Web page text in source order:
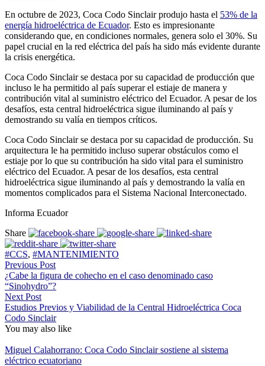
En octubre de 2023, Coca Codo Sinclair produjo hasta el 53% de la
energía hidroeléctrica de Ecuador. Esto es impresionante
considerando que, en condiciones normales, genera solo el 30%. Su
papel crucial en la red eléctrica del país ha sido más evidente durante
la crisis energética.
Coca Codo Sinclair se destaca por su capacidad de producción que
incluso le ha permitido al país superar el estiaje de manera y
contribución vital al suministro eléctrico del Ecuador. A pesar de los
desafíos, esta central hidroeléctrica sigue iluminando al país y
demostrando su valía en tiempos críticos.
Coca Codo Sinclair se destaca por su capacidad de producción. Su
arquitectura le ha permitido incluso superar obstáculos como el
estiaje por lo que su contribución ha sido vital para el suministro
eléctrico del Ecuador. A pesar de los desafíos, esta central
hidroeléctrica sigue iluminando al país y demostrando la valía en
momentos complicados para el Sistema Nacional Interconectado.
Informa Ecuador
Share
#CCS, #MANTENIMIENTO
Previous Post
¿Cabe la figura de cohecho en el caso denominado caso
“Sinohydro”?
Next Post
Estudios Previos y Viabilidad de la Central Hidroeléctrica Coca
Codo Sinclair
You may also like
Miguel Calahorrano: Coca Codo Sinclair sostiene al sistema
eléctrico ecuatoriano